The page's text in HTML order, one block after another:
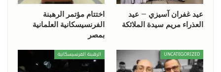
عيد غفران آسيزي – عيد
العذراء مريم سيدة الملائكة
اختتام مؤتمر الرهبنة
الفرنسيسكانية العلمانية
بمصر
UNCATEGORIZED الرهبنة الفرنسيسكانية